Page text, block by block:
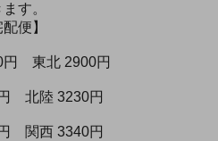
ます。
配便】
円 東北 2900円
北陸 3230円
関西 3340円